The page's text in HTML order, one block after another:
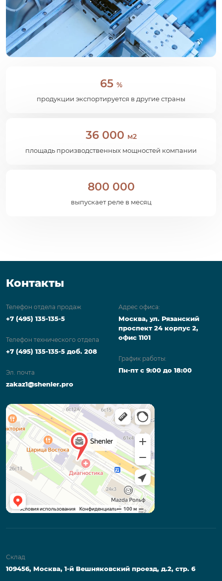
65 %
продукции экспортируется в другие страны
36 000 м2
площадь производственных мощностей компании
800 000
выпускает реле в месяц
Контакты
Телефон отдела продаж
+7 (495) 135-135-5
Телефон технического отдела
+7 (495) 135-135-5 доб. 208
Эл. почта
zakaz1@shenler.pro
Адрес офиса:
Москва, ул. Рязанский
проспект 24 корпус 2,
офис 1101
График работы:
Пн-пт с 9:00 до 18:00
Склад
109456, Москва, 1-й Вешняковский проезд, д.2, стр. 6